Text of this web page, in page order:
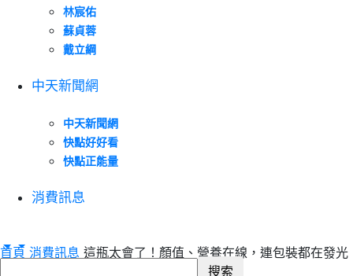
林宸佑
蘇貞蓉
戴立綱
中天新聞網
中天新聞網
快點好好看
快點正能量
消費訊息
首頁 消費訊息 這瓶太會了！顏值、營養在線，連包裝都在發光